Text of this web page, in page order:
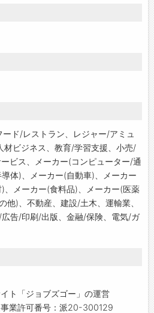
ド/レストラン、レジャー/アミュ
材ビジネス、教育/学習支援、小売/
ビス、メーカー(コンピューター/通
体)、メーカー(自動車)、メーカー
、メーカー(食料品)、メーカー(医薬
他)、不動産、建設/土木、運輸業、
告/印刷/出版、金融/保険、電気/ガ
ト「ジョブズゴー」の運営
業許可番号：派20-300129